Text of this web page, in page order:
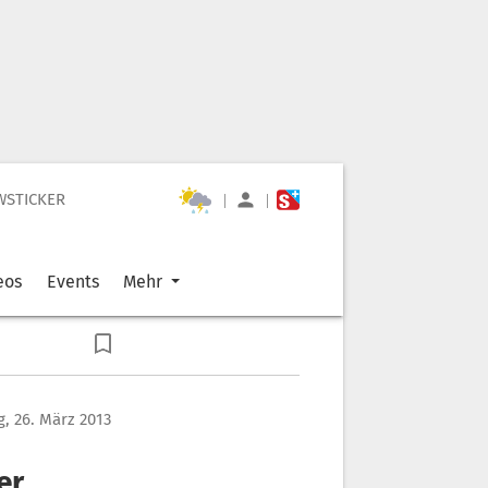
| |
Events Mehr
26. März 2013